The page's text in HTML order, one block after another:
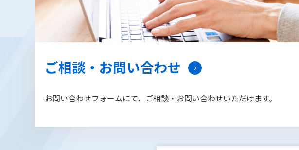
ご相談・お問い合わせ
お問い合わせフォームにて、ご相談・お問い合わせいただけます。